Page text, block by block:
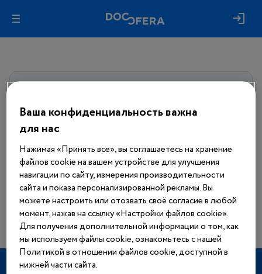
ко всем материалам сайта
Еще нет аккаунта?
Зарегистрироваться
ТЕРАПЕВТИЧЕСКИЕ НАПРАВЛЕНИЯ
Ваша конфиденциальность важна
для нас
Нажимая «Принять все», вы соглашаетесь на хранение
файлов cookie на вашем устройстве для улучшения
навигации по сайту, измерения производительности
сайта и показа персонализированной рекламы. Вы
можете настроить или отозвать своё согласие в любой
момент, нажав на ссылку «Настройки файлов cookie».
Для получения дополнительной информации о том, как
мы используем файлы cookie, ознакомьтесь с нашей
Политикой в отношении файлов cookie, доступной в
нижней части сайта.